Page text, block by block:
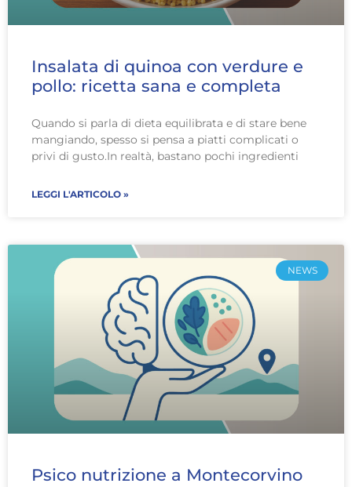
Insalata di quinoa con verdure e
pollo: ricetta sana e completa
Quando si parla di dieta equilibrata e di stare bene
mangiando, spesso si pensa a piatti complicati o
privi di gusto.In realtà, bastano pochi ingredienti
LEGGI L'ARTICOLO »
NEWS
Psico nutrizione a Montecorvino